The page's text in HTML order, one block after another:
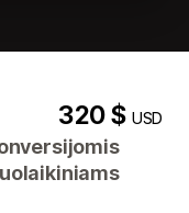
320 $USD